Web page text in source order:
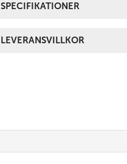
SPECIFIKATIONER
LEVERANSVILLKOR